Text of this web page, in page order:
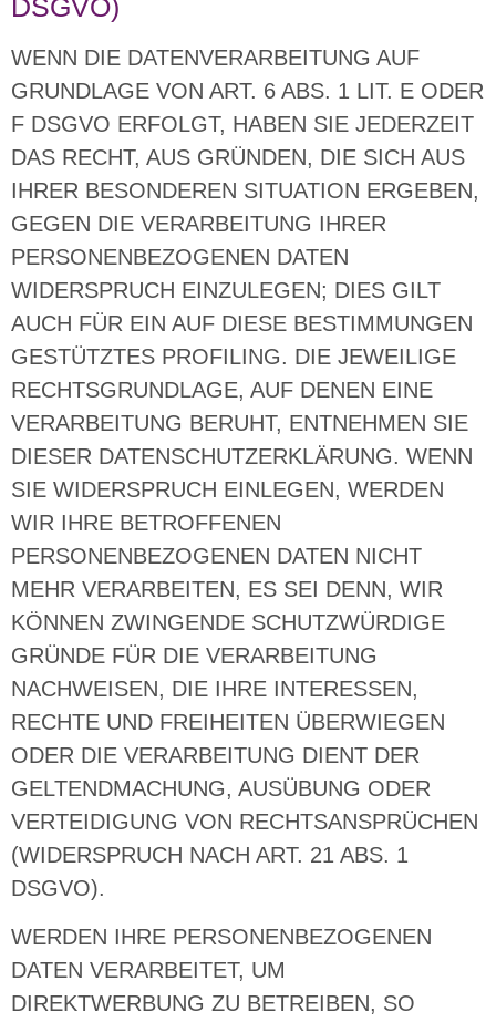
WENN DIE DATENVERARBEITUNG AUF
GRUNDLAGE VON ART. 6 ABS. 1 LIT. E ODER
F DSGVO ERFOLGT, HABEN SIE JEDERZEIT
DAS RECHT, AUS GRÜNDEN, DIE SICH AUS
IHRER BESONDEREN SITUATION ERGEBEN,
GEGEN DIE VERARBEITUNG IHRER
PERSONENBEZOGENEN DATEN
WIDERSPRUCH EINZULEGEN; DIES GILT
AUCH FÜR EIN AUF DIESE BESTIMMUNGEN
GESTÜTZTES PROFILING. DIE JEWEILIGE
RECHTSGRUNDLAGE, AUF DENEN EINE
VERARBEITUNG BERUHT, ENTNEHMEN SIE
DIESER DATENSCHUTZERKLÄRUNG. WENN
SIE WIDERSPRUCH EINLEGEN, WERDEN
WIR IHRE BETROFFENEN
PERSONENBEZOGENEN DATEN NICHT
MEHR VERARBEITEN, ES SEI DENN, WIR
KÖNNEN ZWINGENDE SCHUTZWÜRDIGE
GRÜNDE FÜR DIE VERARBEITUNG
NACHWEISEN, DIE IHRE INTERESSEN,
RECHTE UND FREIHEITEN ÜBERWIEGEN
ODER DIE VERARBEITUNG DIENT DER
GELTENDMACHUNG, AUSÜBUNG ODER
VERTEIDIGUNG VON RECHTSANSPRÜCHEN
(WIDERSPRUCH NACH ART. 21 ABS. 1
DSGVO).
WERDEN IHRE PERSONENBEZOGENEN
DATEN VERARBEITET, UM
DIREKTWERBUNG ZU BETREIBEN, SO